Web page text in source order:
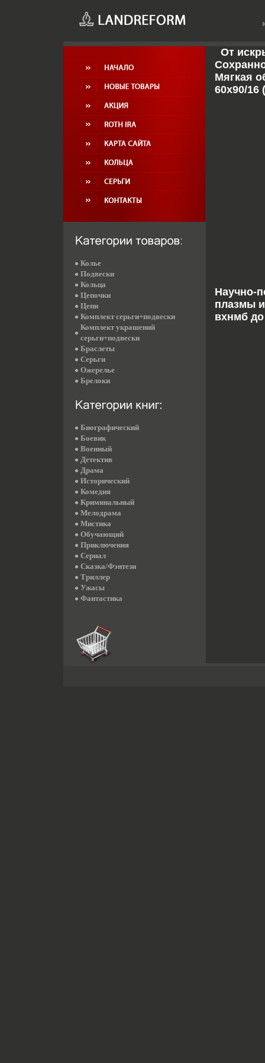
От
Мягкая
60x90/16
Научно-
плазмы
вхнмб до
Колье
Подвески
Кольца
Цепочки
Цепи
Комплект серьги+подвески
Комплект украшений
серьги+подвески
Браслеты
Серьги
Ожерелье
Брелоки
Биографический
Боевик
Военный
Детектив
Драма
Исторический
Комедия
Криминальный
Мелодрама
Мистика
Обучающий
Приключения
Сериал
Сказка/Фэнтези
Триллер
Ужасы
Фантастика